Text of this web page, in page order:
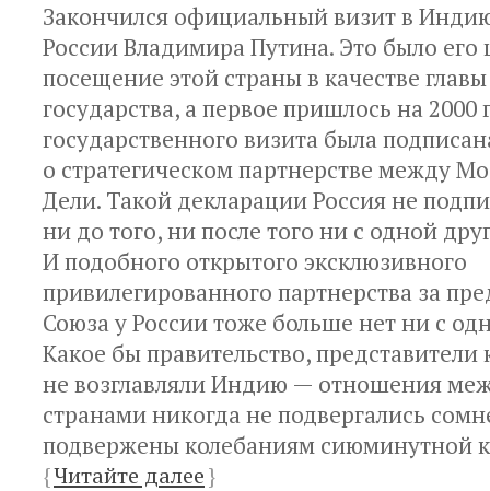
Закончился официальный визит в
России Владимира Путина. Это было его
посещение этой страны в качестве
государства, а первое пришлось на 2000
государственного визита была
о стратегическом партнерстве между
Дели. Такой декларации Россия не
ни до того, ни после того ни с одной
И подобного открытого эксклюзивного
привилегированного партнерства за
Союза у России тоже больше нет ни с
Какое бы правительство,
не возглавляли Индию — отношения
странами никогда не подвергались
подвержены колебаниям сиюминутной
{Читайте далее}